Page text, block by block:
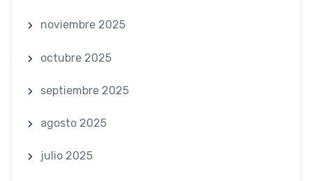
noviembre 2025
octubre 2025
septiembre 2025
agosto 2025
julio 2025